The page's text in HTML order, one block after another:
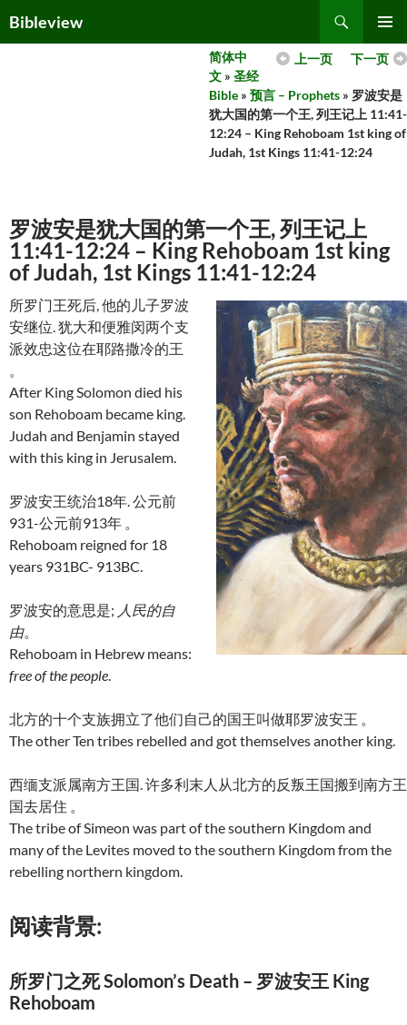
toBibleview
MENU
下一页
上一页
简体中
文 » 圣经
Bible » 预言 – Prophets » 罗波安是
犹大国的第一个王, 列王记上 11:41-
12:24 – King Rehoboam 1st king of
Judah, 1st Kings 11:41-12:24
罗波安是犹大国的第一个王, 列王记上
11:41-12:24 – King Rehoboam 1st king
of Judah, 1st Kings 11:41-12:24
所罗门王死后, 他的儿子罗波
安继位. 犹大和便雅闵两个支
派效忠这位在耶路撒冷的王
。
After King Solomon died his
son Rehoboam became king.
Judah and Benjamin stayed
with this king in Jerusalem.
罗波安王统治18年. 公元前
931-公元前913年 。
Rehoboam reigned for 18
years 931BC- 913BC.
罗波安的意思是; 人民的自
由。
Rehoboam in Hebrew means:
free of the people.
北方的十个支族拥立了他们自己的国王叫做耶罗波安王 。
The other Ten tribes rebelled and got themselves another king.
西缅支派属南方王国. 许多利末人从北方的反叛王国搬到南方王
国去居住 。
The tribe of Simeon was part of the southern Kingdom and
many of the Levites moved to the southern Kingdom from the
rebelling northern kingdom.
阅读背景:
所罗门之死 Solomon’s Death – 罗波安王 King
Rehoboam